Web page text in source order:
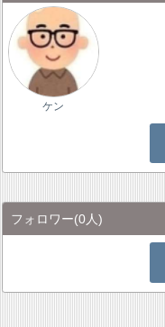
ケン
フォロワー(0人)